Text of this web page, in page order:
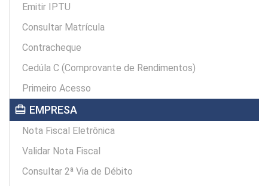
Emitir IPTU
Consultar Matrícula
Contracheque
Cedúla C (Comprovante de Rendimentos)
Primeiro Acesso
card_travel EMPRESA
Nota Fiscal Eletrônica
Validar Nota Fiscal
Consultar 2ª Via de Débito